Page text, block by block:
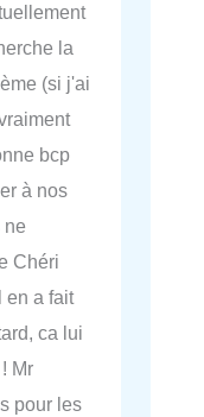
la
(si j'ai
bcp
à nos
ne
Chéri
a fait
ca lui
Mr
pour les